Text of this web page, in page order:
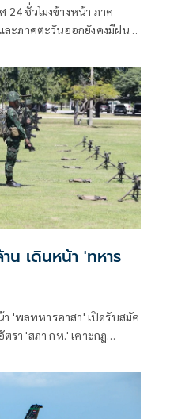
ชั่วโมงข้างหน้า ภาค
ละภาคตะวันออกยังคงมีฝน
ประกอบกับมรสุมตะวันตก
เดินหน้า 'ทหาร
า 'พลทหารอาสา' เปิดรับสมัค
รา 'สภา กห.' เคาะกฎ